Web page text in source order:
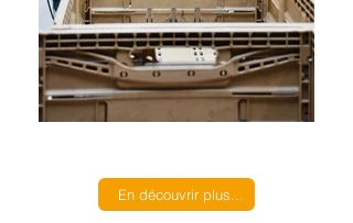
En découvrir plus...